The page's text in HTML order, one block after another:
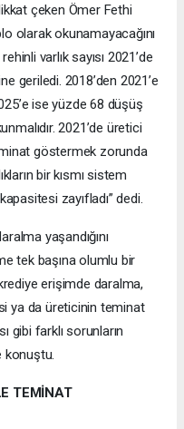
çeken Ömer Fethi
olarak okunamayacağını
varlık sayısı 2021’de
geriledi. 2018’den 2021’e
ise yüzde 68 düşüş
2021’de üretici
göstermek zorunda
bir kısmı sistem
zayıfladı” dedi.
yaşandığını
tek başına olumlu bir
erişimde daralma,
ya da üreticinin teminat
gibi farklı sorunların
konuştu.
TEMİNAT